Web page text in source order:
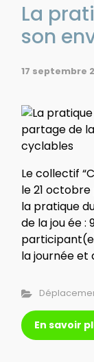
La
son
17 septembre
Le collectif
le 21
la pratique
de la jou ée :
la journée et
En savoir